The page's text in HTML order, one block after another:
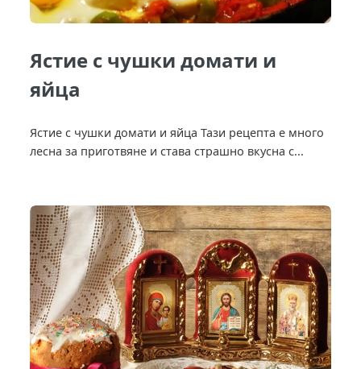
Ястие с чушки домати и
яйца
Ястие с чушки домати и яйца Тази рецепта е много
лесна за приготвяне и става страшно вкусна с...